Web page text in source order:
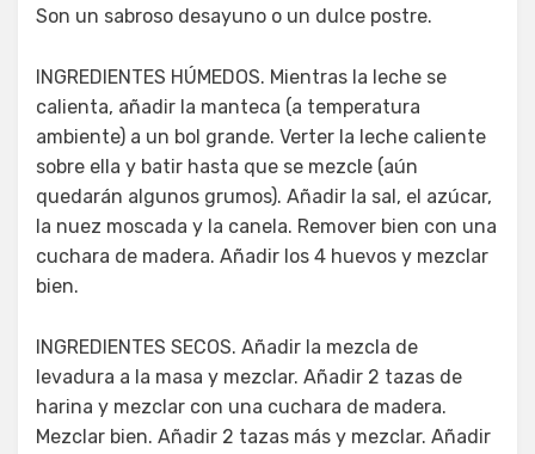
Son un sabroso desayuno o un dulce postre.
INGREDIENTES HÚMEDOS. Mientras la leche se
calienta, añadir la manteca (a temperatura
ambiente) a un bol grande. Verter la leche caliente
sobre ella y batir hasta que se mezcle (aún
quedarán algunos grumos). Añadir la sal, el azúcar,
la nuez moscada y la canela. Remover bien con una
cuchara de madera. Añadir los 4 huevos y mezclar
bien.
INGREDIENTES SECOS. Añadir la mezcla de
levadura a la masa y mezclar. Añadir 2 tazas de
harina y mezclar con una cuchara de madera.
Mezclar bien. Añadir 2 tazas más y mezclar. Añadir